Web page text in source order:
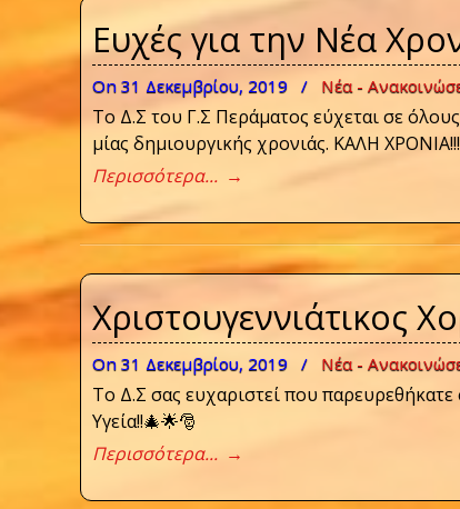
Ευχές για την Νέα
On 31 Δεκεμβρίου, 2019 / Νέα -
Το Δ.Σ του Γ.Σ Περάματος εύχεται σε όλους
μίας δημιουργικής χρονιάς. ΚΑΛΗ
Περισσότερα... →
Χριστουγεννιάτικος
On 31 Δεκεμβρίου, 2019 / Νέα -
Το Δ.Σ σας ευχαριστεί που παρευρεθήκατε
Υγεία!!🎄🌟🎅
Περισσότερα... →